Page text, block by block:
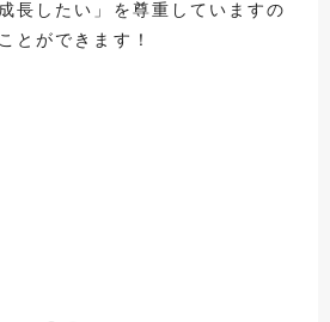
長したい」を尊重していますの
とができます！